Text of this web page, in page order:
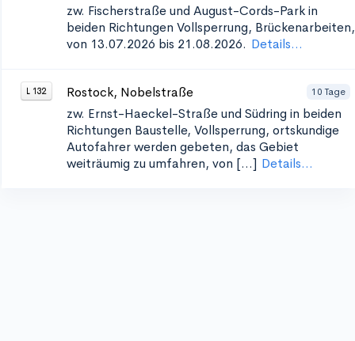
zw. Fischerstraße und August-Cords-Park in
beiden Richtungen Vollsperrung, Brückenarbeiten,
von 13.07.2026 bis 21.08.2026. Details...
L 132 Rostock, Nobelstraße 10 Tage
zw. Ernst-Haeckel-Straße und Südring in beiden
Richtungen Baustelle, Vollsperrung, ortskundige
Autofahrer werden gebeten, das Gebiet
weiträumig zu umfahren, von [...] Details...